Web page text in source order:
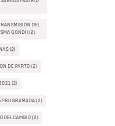
DEL
GONDII (2)
(2)
DE PARTO (2)
(2)
PROGRAMADA (2)
(2)